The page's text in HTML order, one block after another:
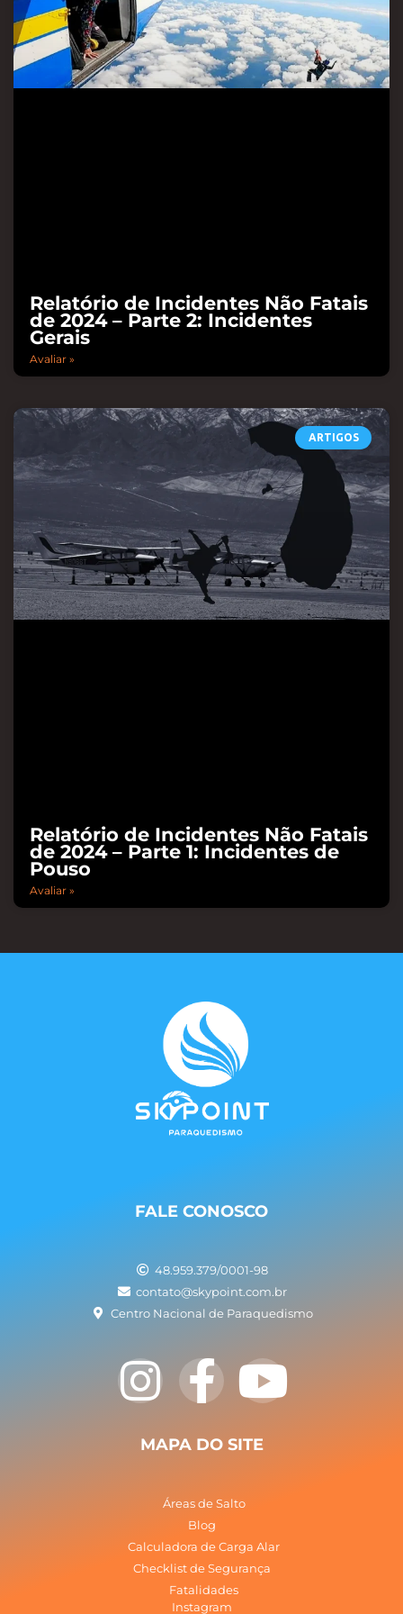
Relatório de Incidentes Não Fatais
de 2024 – Parte 2: Incidentes
Gerais
Avaliar »
ARTIGOS
Relatório de Incidentes Não Fatais
de 2024 – Parte 1: Incidentes de
Pouso
Avaliar »
FALE CONOSCO
48.959.379/0001-98
contato@skypoint.com.br
Centro Nacional de Paraquedismo
I
n
s
a
g
F
a
c
e
b
o
Y
o
u
u
b
MAPA DO SITE
Áreas de Salto
Blog
Calculadora de Carga Alar
Checklist de Segurança
Fatalidades
Instagram